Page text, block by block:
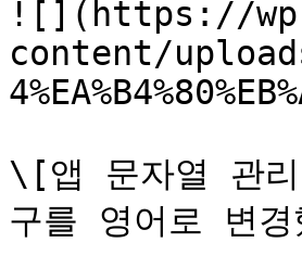
![](https://
content/uploads/
\[앱 문자열 관리
구를 영어로 변경